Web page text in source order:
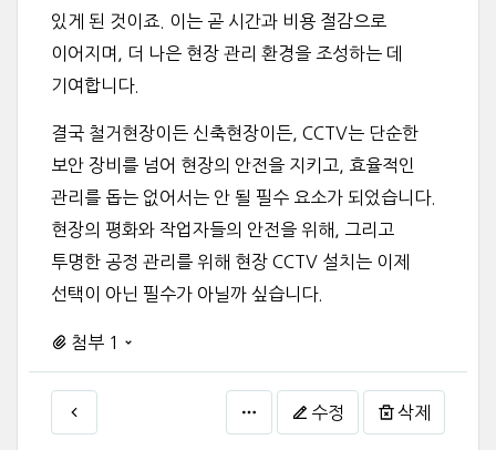
있게 된 것이죠. 이는 곧 시간과 비용 절감으로
이어지며, 더 나은 현장 관리 환경을 조성하는 데
기여합니다.
결국 철거현장이든 신축현장이든, CCTV는 단순한
보안 장비를 넘어 현장의 안전을 지키고, 효율적인
관리를 돕는 없어서는 안 될 필수 요소가 되었습니다.
현장의 평화와 작업자들의 안전을 위해, 그리고
투명한 공정 관리를 위해 현장 CCTV 설치는 이제
선택이 아닌 필수가 아닐까 싶습니다.
첨부 1
수정 삭제